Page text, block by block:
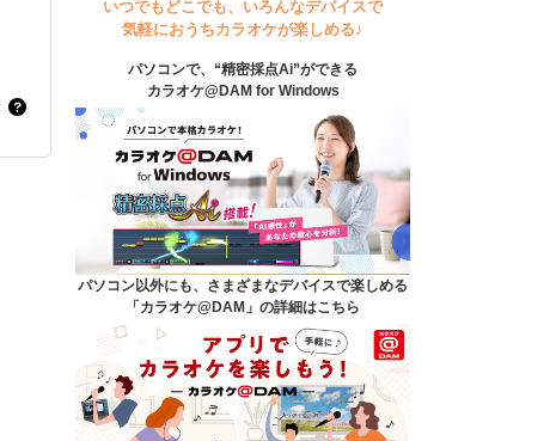
プレミアムサービス
DAM★とも動画
DAM★とも録音
カラオケ＠DAM
ユーザー検索
キャンペーン
よくあるご質問
いつでもどこでも、いろんなデバイスで
気軽におうちカラオケが楽しめる♪
パソコンで、“精密採点Ai”ができる
カラオケ@DAM for Windows
パソコン以外にも、さまざまなデバイスで楽しめる
「カラオケ@DAM」の詳細はこちら